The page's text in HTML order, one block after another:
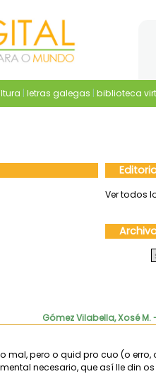
| letras galegas | biblioteca
Ver todos
Gómez Vilabella, Xosé M.
mal, pero o quid pro cuo (o
necesario, que así lle din